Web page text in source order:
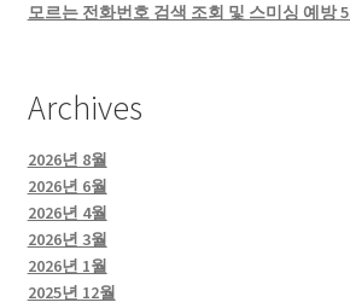
모르는 전화번호 검색 조회 및 스미싱 예방
Archives
2026년 8월
2026년 6월
2026년 4월
2026년 3월
2026년 1월
2025년 12월